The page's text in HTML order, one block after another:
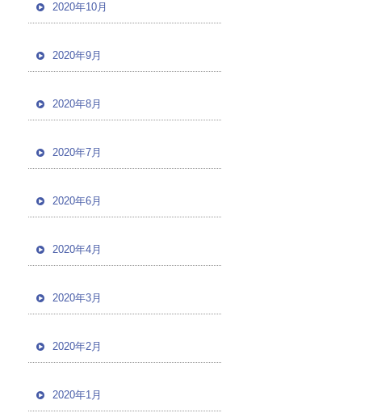
2020年10月
2020年9月
2020年8月
2020年7月
2020年6月
2020年4月
2020年3月
2020年2月
2020年1月